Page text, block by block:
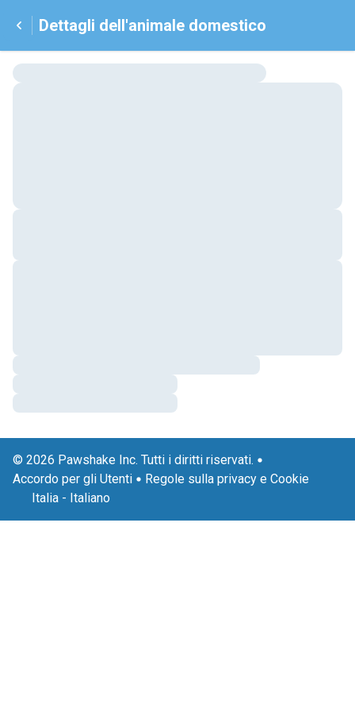
Dettagli dell'animale domestico
© 2026 Pawshake Inc. Tutti i diritti riservati.
Accordo per gli Utenti
Regole sulla privacy e Cookie
Italia - Italiano